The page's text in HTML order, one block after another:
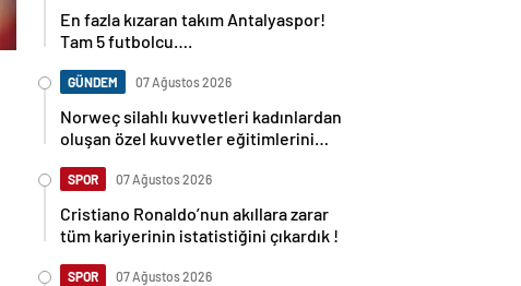
En fazla kızaran takım Antalyaspor!
Tam 5 futbolcu….
GÜNDEM 07 Ağustos 2026
Norweç silahlı kuvvetleri kadınlardan
oluşan özel kuvvetler eğitimlerini
SPOR 07 Ağustos 2026
Cristiano Ronaldo’nun akıllara zarar
tüm kariyerinin istatistiğini çıkardık !
SPOR 07 Ağustos 2026